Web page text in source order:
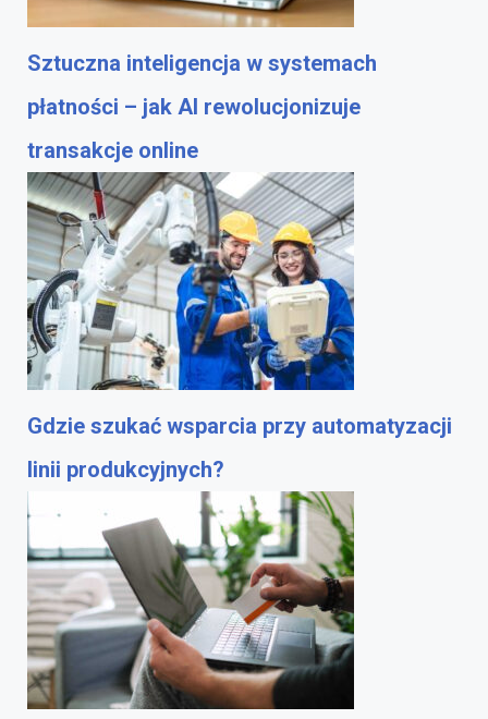
Sztuczna inteligencja w systemach
płatności – jak AI rewolucjonizuje
transakcje online
Gdzie szukać wsparcia przy automatyzacji
linii produkcyjnych?